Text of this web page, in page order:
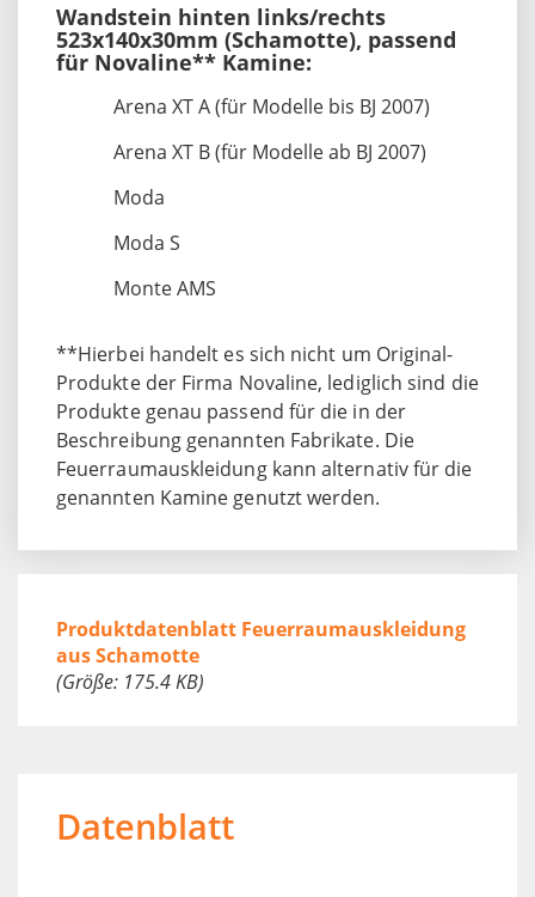
Wandstein hinten links/rechts
523x140x30mm (Schamotte), passend
für Novaline** Kamine:
Arena XT A (für Modelle bis BJ 2007)
Arena XT B (für Modelle ab BJ 2007)
Moda
Moda S
Monte AMS
**Hierbei handelt es sich nicht um Original-
Produkte der Firma Novaline, lediglich sind die
Produkte genau passend für die in der
Beschreibung genannten Fabrikate. Die
Feuerraumauskleidung kann alternativ für die
genannten Kamine genutzt werden.
Produktdatenblatt Feuerraumauskleidung
aus Schamotte
(Größe: 175.4 KB)
Datenblatt